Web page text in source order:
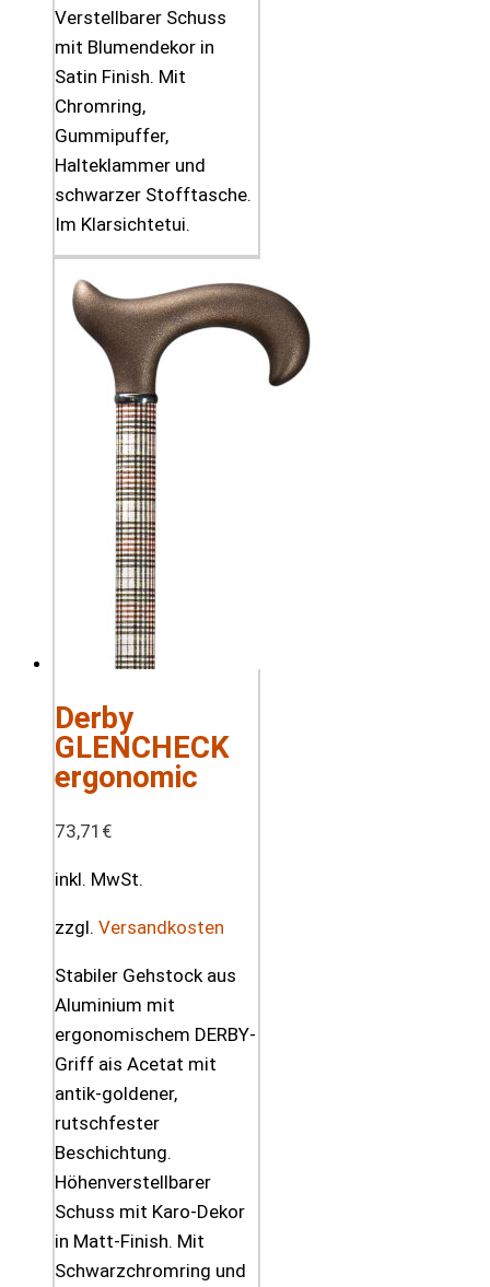
Verstellbarer Schuss
mit Blumendekor in
Satin Finish. Mit
Chromring,
Gummipuffer,
Halteklammer und
schwarzer Stofftasche.
Im Klarsichtetui.
Derby
GLENCHECK
ergonomic
73,71 €
inkl. MwSt.
zzgl. Versandkosten
Stabiler Gehstock aus
Aluminium mit
ergonomischem DERBY-
Griff ais Acetat mit
antik-goldener,
rutschfester
Beschichtung.
Höhenverstellbarer
Schuss mit Karo-Dekor
in Matt-Finish. Mit
Schwarzchromring und